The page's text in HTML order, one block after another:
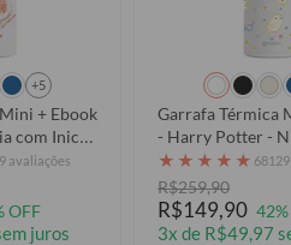
+5
+ Ebook
com Inicial
avaliações
OFF
juros
Garrafa Térmica
- Harry Potter -
★ ★ ★ ★ ★
R$259,90
R$149,90
3x de R$49,97